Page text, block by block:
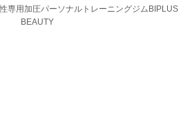
専用加圧パーソナルトレーニングジムBIPLUS
BEAUTY